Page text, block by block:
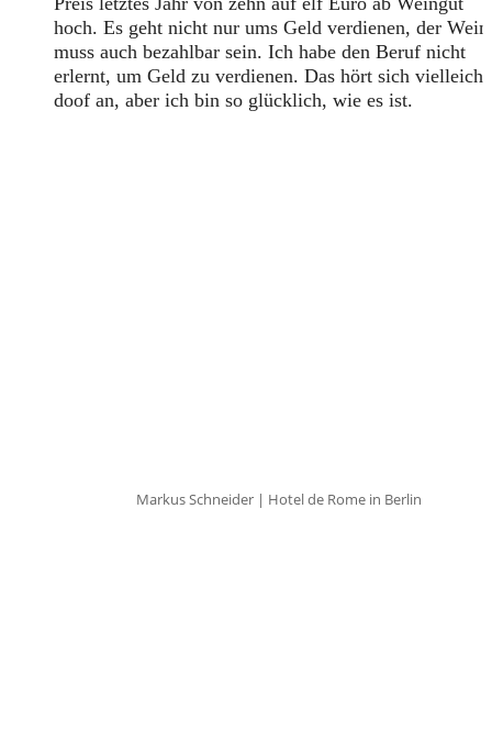
hoch. Es geht nicht nur ums Geld verdienen, der Wein
muss auch bezahlbar sein. Ich habe den Beruf nicht
erlernt, um Geld zu verdienen. Das hört sich vielleicht
doof an, aber ich bin so glücklich, wie es ist.
Markus Schneider | Hotel de Rome in Berlin